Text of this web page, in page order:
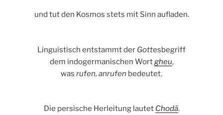
und tut den Kosmos stets mit Sinn aufladen.
Linguistisch entstammt der Gottesbegriff
dem indogermanischen Wortgheu,
was rufen, anrufen bedeutet.
Die persische Herleitung lautet Chodā.